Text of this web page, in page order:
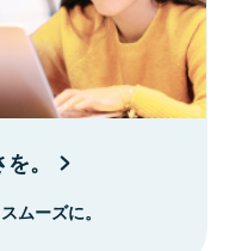
。
ムーズに。